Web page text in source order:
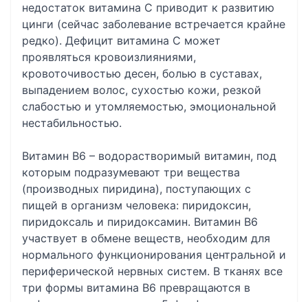
недостаток витамина С приводит к развитию
цинги (сейчас заболевание встречается крайне
редко). Дефицит витамина С может
проявляться кровоизлияниями,
кровоточивостью десен, болью в суставах,
выпадением волос, сухостью кожи, резкой
слабостью и утомляемостью, эмоциональной
нестабильностью.
Витамин В6 – водорастворимый витамин, под
которым подразумевают три вещества
(производных пиридина), поступающих с
пищей в организм человека: пиридоксин,
пиридоксаль и пиридоксамин. Витамин B6
участвует в обмене веществ, необходим для
нормального функционирования центральной и
периферической нервных систем. В тканях все
три формы витамина B6 превращаются в